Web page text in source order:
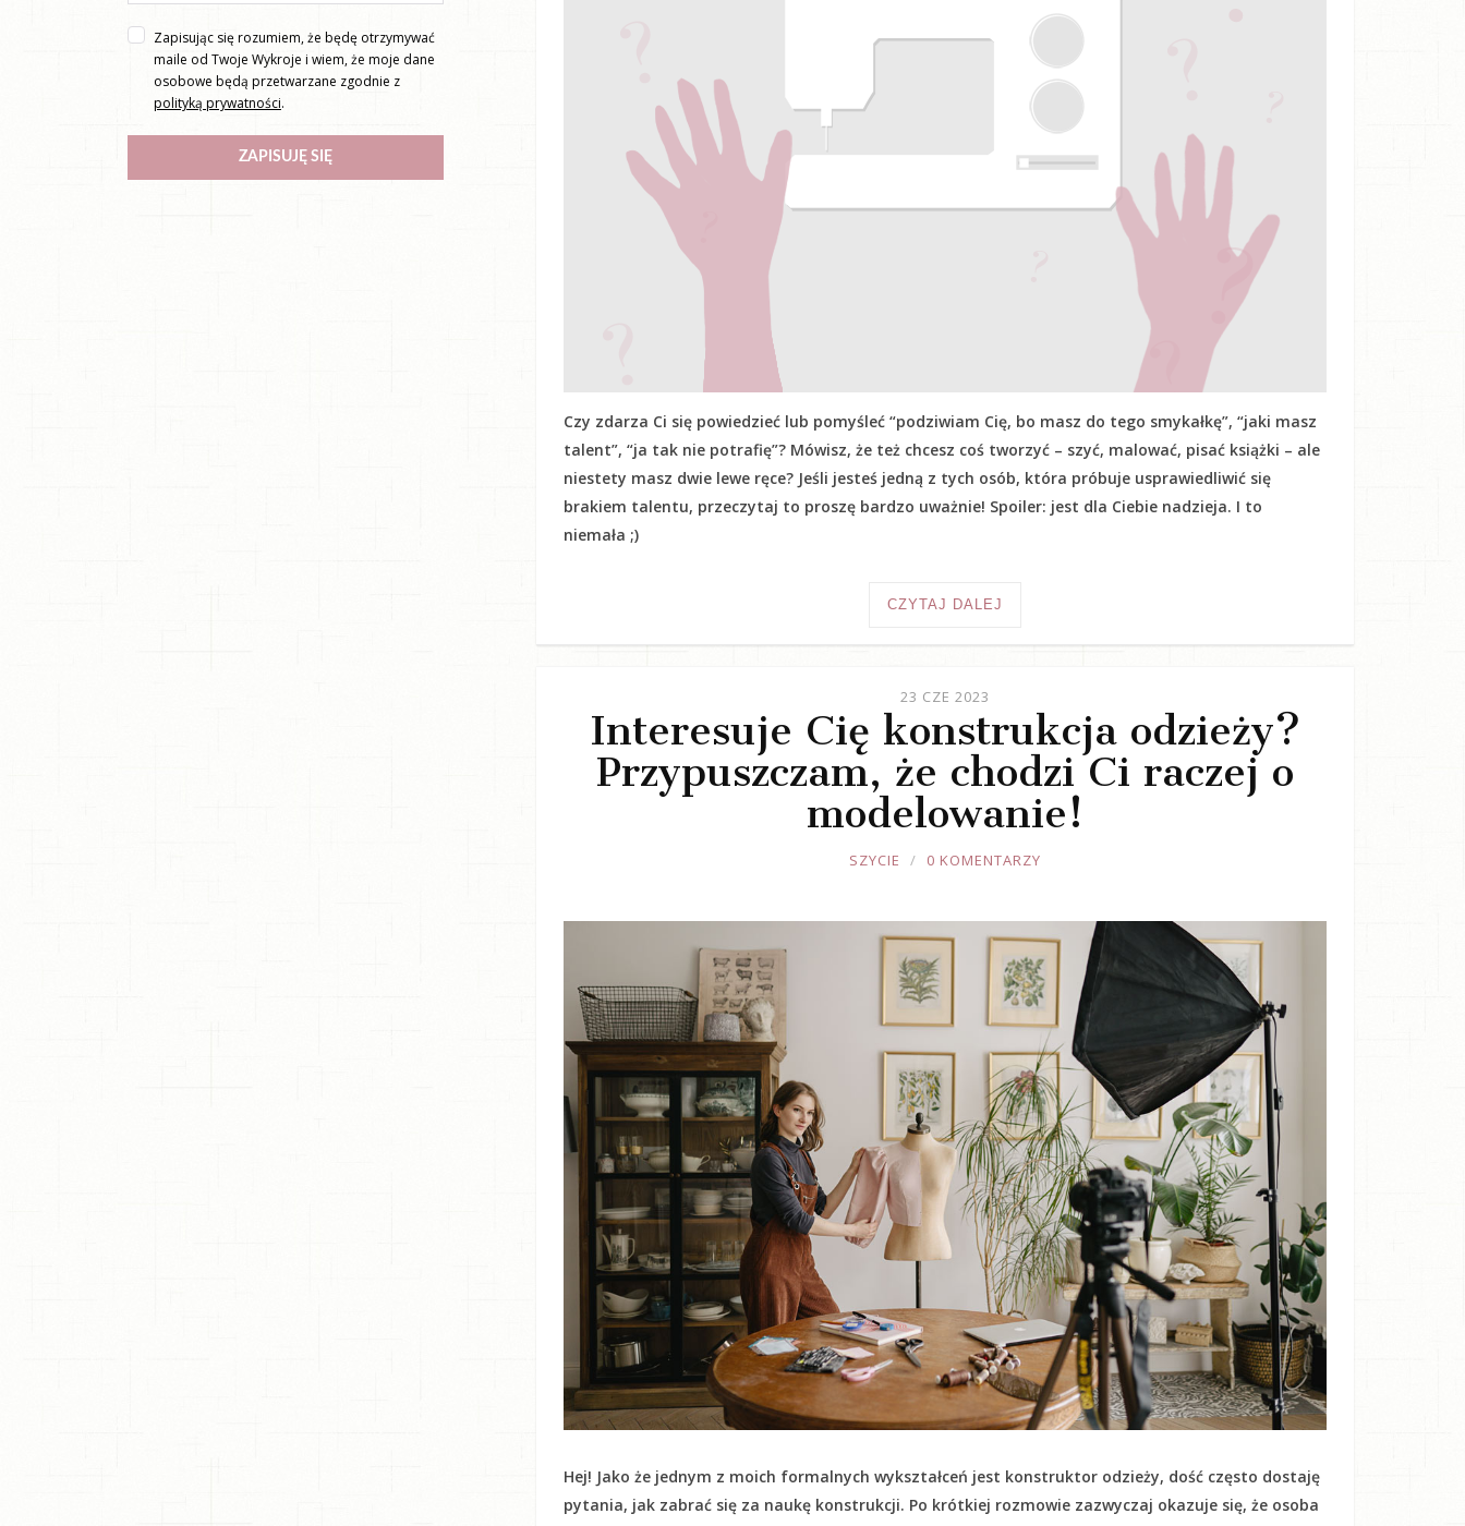
Czy zdarza Ci się powiedzieć lub pomyśleć “podziwiam Cię, bo masz do tego smykałkę”, “jaki masz
talent”, “ja tak nie potrafię”? Mówisz, że też chcesz coś tworzyć – szyć, malować, pisać książki – ale
niestety masz dwie lewe ręce? Jeśli jesteś jedną z tych osób, która próbuje usprawiedliwić się
brakiem talentu, przeczytaj to proszę bardzo uważnie! Spoiler: jest dla Ciebie nadzieja. I to
niemała ;)
CZYTAJ DALEJ
23 CZE 2023
Interesuje Cię konstrukcja odzieży?
Przypuszczam, że chodzi Ci raczej o
modelowanie!
JOULE
SZYCIE 0 KOMENTARZY
Hej! Jako że jednym z moich formalnych wykształceń jest konstruktor odzieży, dość często dostaję
pytania, jak zabrać się za naukę konstrukcji. Po krótkiej rozmowie zazwyczaj okazuje się, że osoba
Zapisując się rozumiem, że będę otrzymywać
maile od Twoje Wykroje i wiem, że moje dane
osobowe będą przetwarzane zgodnie z
polityką prywatności.
ZAPISUJĘ SIĘ